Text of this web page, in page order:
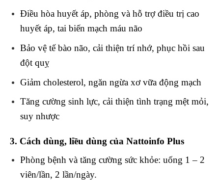
Điều hòa huyết áp, phòng và hỗ trợ điều trị cao
huyết áp, tai biến mạch máu não
Bảo vệ tế bào não, cải thiện trí nhớ, phục hồi sau
đột quỵ
Giảm cholesterol, ngăn ngừa xơ vữa động mạch
Tăng cường sinh lực, cải thiện tình trạng mệt mỏi,
suy nhược
3. Cách dùng, liều dùng của Nattoinfo Plus
Phòng bệnh và tăng cường sức khỏe: uống 1 – 2
viên/lần, 2 lần/ngày.